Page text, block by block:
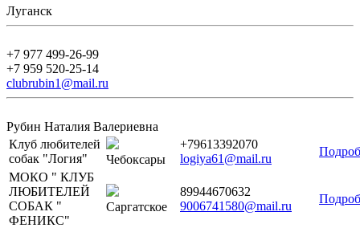
Луганск
+7 977 499-26-99
+7 959 520-25-14
clubrubin1@mail.ru
Рубин Наталия Валериевна
Клуб любителей
собак "Логия"
Чебоксары
+79613392070
logiya61@mail.ru
МОКО " КЛУБ
ЛЮБИТЕЛЕЙ
СОБАК "
ФЕНИКС"
Саргатское
89944670632
9006741580@mail.ru